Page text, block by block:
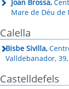
Joan Brossa,
Mare de Déu de
Calella
Bisbe Sivilla,
Valldebanador,
Castelldefels